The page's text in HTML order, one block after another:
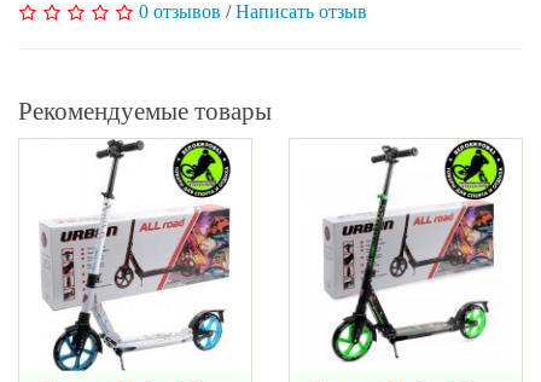
0 отзывов /Написать отзыв
Рекомендуемые товары